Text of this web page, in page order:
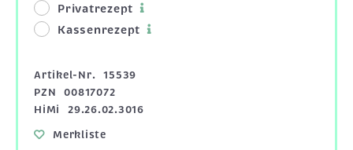
Privatrezept
Kassenrezept
Artikel-Nr.
15539
PZN
00817072
HiMi
29.26.02.3016
Merkliste